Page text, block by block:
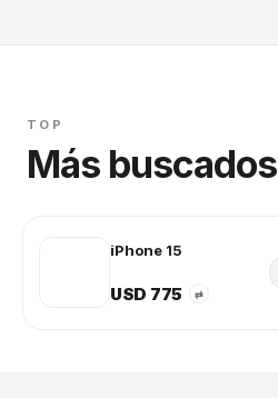
TOP
Más buscados
iPhone 15
USD 775 ⇄